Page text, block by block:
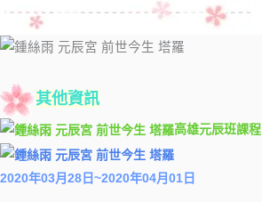
其他資訊
高雄元辰班課程
2020年03月28日~2020年04月01日